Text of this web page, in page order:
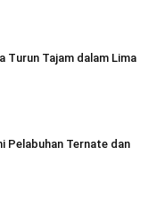
Turun Tajam dalam Lima
Pelabuhan Ternate dan